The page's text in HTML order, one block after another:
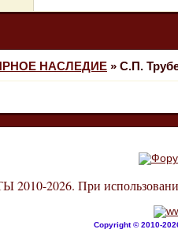
НАСЛЕДИЕ » С.П.
2026. При использовании
Copyright © 2010-